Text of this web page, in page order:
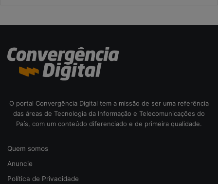
O portal Convergência Digital tem a missão de ser uma referência
das áreas de Tecnologia da Informação e Telecomunicações do
País, com um conteúdo diferenciado e de primeira qualidade.
Quem somos
Anuncie
Política de Privacidade